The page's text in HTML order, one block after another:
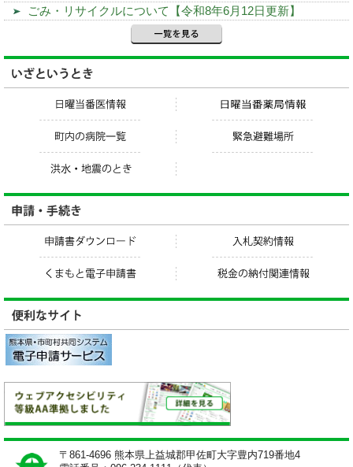
ごみ・リサイクルについて【令和8年6月12日更新】
〒861-4696 熊本県上益城郡甲佐町大字豊内719番地4